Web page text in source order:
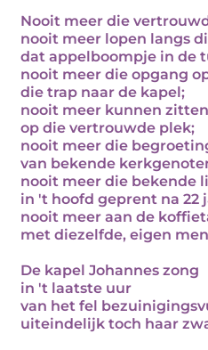
Nooit meer die
nooit meer lopen langs
dat appelboompje in de
nooit meer die opgang
die trap naar de kapel;
nooit meer kunnen zitten
op die vertrouwde plek;
nooit meer die
van bekende
nooit meer die bekende
in 't hoofd geprent na 22
nooit meer aan de
met diezelfde, eigen
De kapel Johannes zong
in 't laatste uur
van het fel
uiteindelijk toch haar